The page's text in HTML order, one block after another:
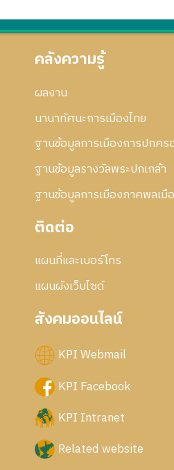
คลังความรู้
ผลงาน
นานาทัศนะการเมืองไทย
ฐานข้อมูลการเมืองการปกคร
ฐานข้อมูลรางวัลพระปกเกล้า
ฐานข้อมูลการเมืองภาคพลเมื
ติดต่อ
แผนที่และเบอร์โทร
แผนผังเว็บไซด์
สังคมออนไลน์
KPI Webmail
KPI Facebook
KPI Intranet
Related website